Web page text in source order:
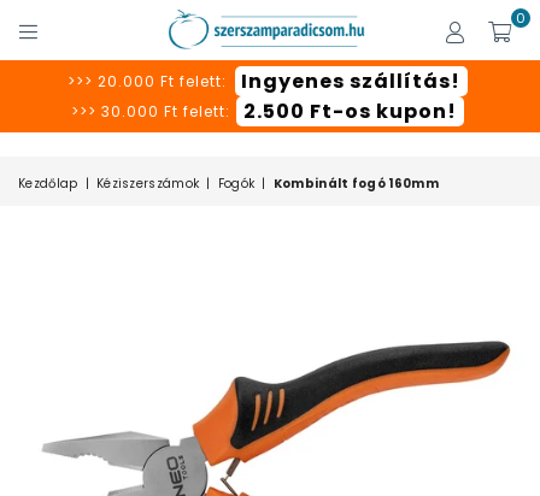
SZERSZÁMPARADICSOM
0
>>> 20.000 Ft felett: Ingyenes szállítás!
>>> 30.000 Ft felett: 2.500 Ft-os kupon!
Kezdőlap | Kéziszerszámok | Fogók | Kombinált fogó 160mm